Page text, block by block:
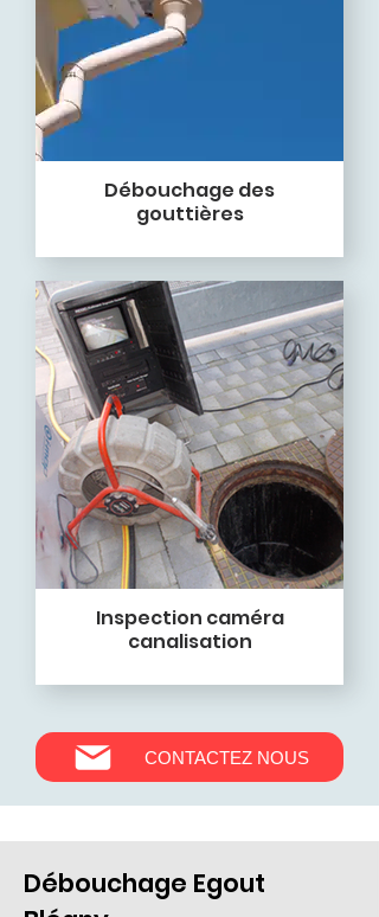
Débouchage des
gouttières
Inspection caméra
canalisation
CONTACTEZ NOUS
Débouchage Egout